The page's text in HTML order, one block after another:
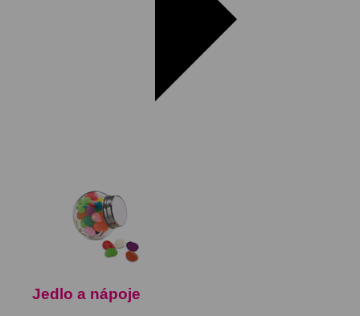
Jedlo a nápoje